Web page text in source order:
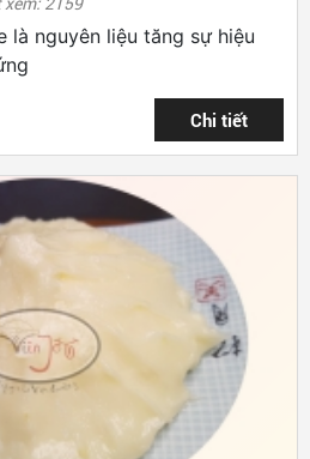
là nguyên liệu tăng sự hiệu